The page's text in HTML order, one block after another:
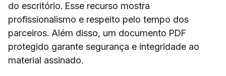
do escritório. Esse recurso mostra
profissionalismo e respeito pelo tempo dos
parceiros. Além disso, um documento PDF
protegido garante segurança e integridade ao
material assinado.